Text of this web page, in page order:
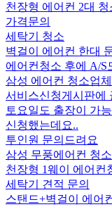
천장형 에어컨 2대 청
가격문의
세탁기 청소
벽걸이 에어컨 한대
에어컨청소 후에 A/S
삼성 에어컨 청소업
서비스신청게시판에
토요일도 출장이 가
신청했는데요..
투인원 문의드려요
삼성 무풍에어컨 청
천장형 1웨이 에어컨
세탁기 견적 문의
스탠드+벽걸이 에어